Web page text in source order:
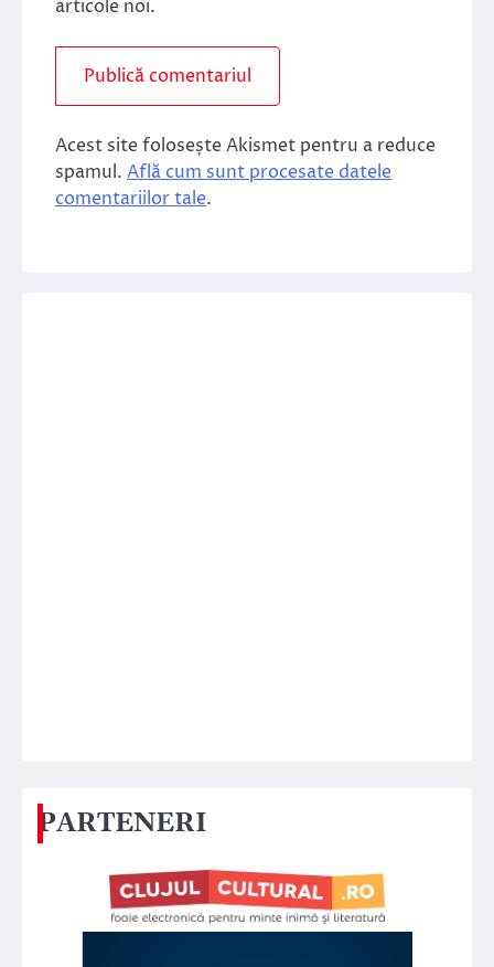
articole noi.
Acest site folosește Akismet pentru a reduce
spamul. Află cum sunt procesate datele
comentariilor tale.
PARTENERI